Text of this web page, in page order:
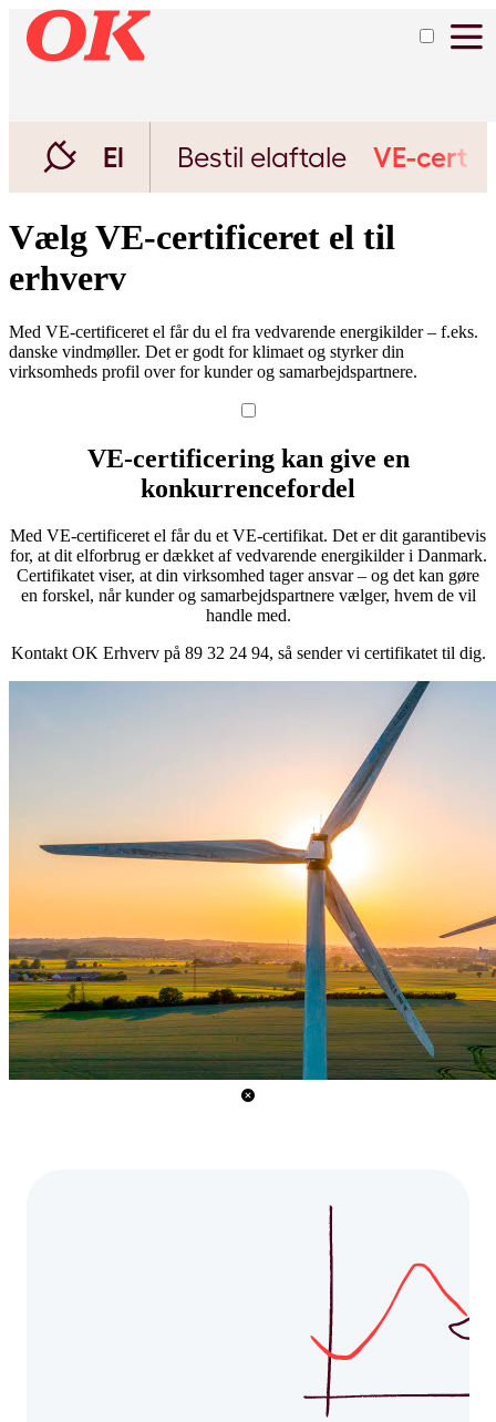
El Bestil elaftale VE-
Vælg VE-certificeret el til
erhverv
Med VE-certificeret el får du el fra vedvarende energikilder – f.eks.
danske vindmøller. Det er godt for klimaet og styrker din
virksomheds profil over for kunder og samarbejdspartnere.
VE-certificering kan give en
konkurrencefordel
Med VE-certificeret el får du et VE-certifikat. Det er dit garantibevis
for, at dit elforbrug er dækket af vedvarende energikilder i Danmark.
Certifikatet viser, at din virksomhed tager ansvar – og det kan gøre
en forskel, når kunder og samarbejdspartnere vælger, hvem de vil
handle med.
Kontakt OK Erhverv på 89 32 24 94, så sender vi certifikatet til dig.